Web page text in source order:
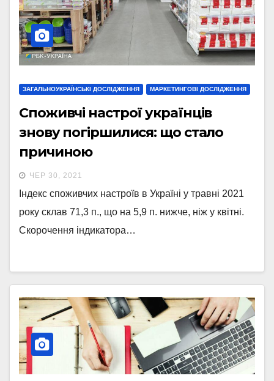
ЗАГАЛЬНОУКРАЇНСЬКІ ДОСЛІДЖЕННЯ МАРКЕТИНГОВІ ДОСЛІДЖЕННЯ
Споживчі настрої українців
знову погіршилися: що стало
причиною
ЧЕР 30, 2021
Індекс споживчих настроїв в Україні у травні 2021
року склав 71,3 п., що на 5,9 п. нижче, ніж у квітні.
Скорочення індикатора…